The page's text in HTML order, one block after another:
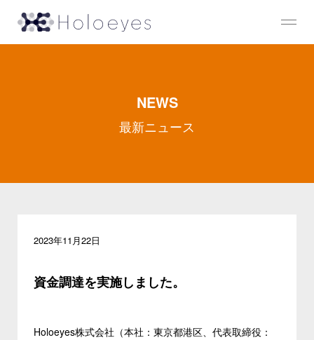
NEWS
最新ニュース
2023年11月22日
資金調達を実施しました。
Holoeyes株式会社（本社：東京都港区、代表取締役：